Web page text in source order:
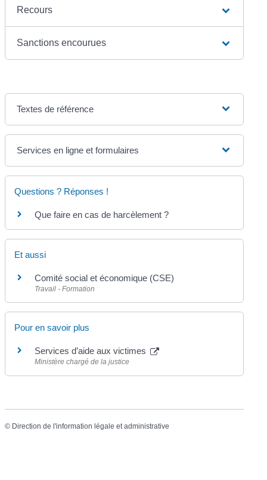
Recours
Sanctions encourues
Textes de référence
Services en ligne et formulaires
Questions ? Réponses !
Que faire en cas de harcèlement ?
Et aussi
Comité social et économique (CSE)
Travail - Formation
Pour en savoir plus
Services d’aide aux victimes
Ministère chargé de la justice
© Direction de l'information légale et administrative